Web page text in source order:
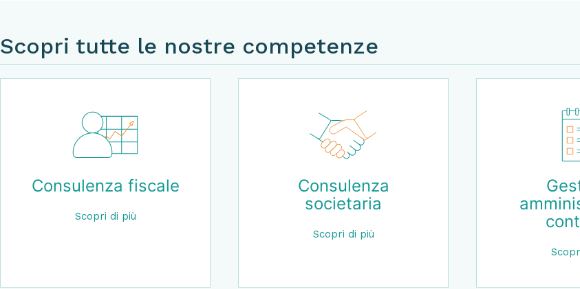
Scopri tutte le nostre competenze
Revisione contabile
Scopri di più
Corporate finance